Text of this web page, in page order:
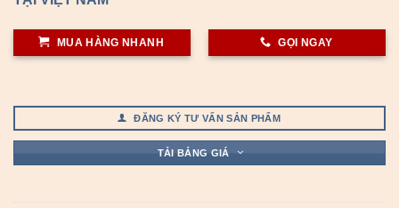
MUA HÀNG NHANH GỌI NGAY
ĐĂNG KÝ TƯ VẤN SẢN PHẨM
TẢI BẢNG GIÁ